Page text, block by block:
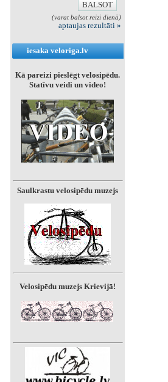
(varat balsot reizi dienā)
aptaujas rezultāti »
iesaka veloriga.lv
Kā pareizi pieslēgt velosipēdu.
Statīvu veidi un video!
Saulkrastu velosipēdu muzejs
Velosipēdu muzejs Krievijā!